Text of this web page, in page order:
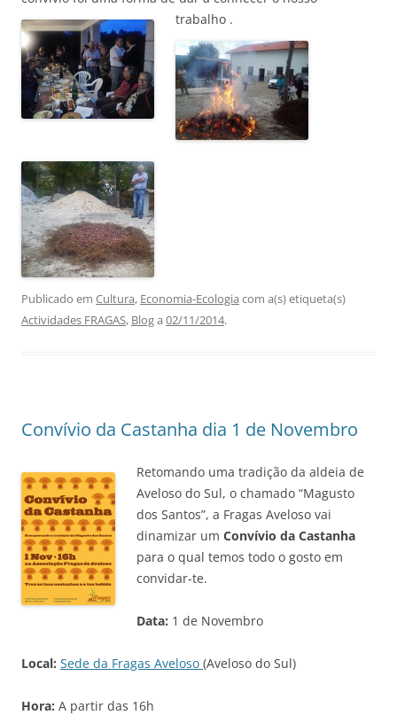
trabalho .
Publicado em Cultura, Economia-Ecologia com a(s) etiqueta(s)
Actividades FRAGAS, Bloga 02/11/2014.
Convívio da Castanha dia 1 de Novembro
Retomando uma tradição da aldeia de
Aveloso do Sul, o chamado “Magusto
dos Santos”, a Fragas Aveloso vai
dinamizar um Convívio da Castanha
para o qual temos todo o gosto em
convidar-te.
Data: 1 de Novembro
Local: Sede da Fragas Aveloso (Aveloso do Sul)
Hora: A partir das 16h